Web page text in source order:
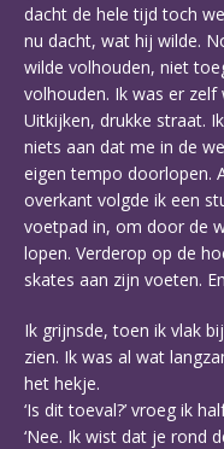
dacht de hele tijd toch
nu dacht, wat hij wilde.
wilde volhouden, niet
volhouden. Ik was er
Uitkijken, drukke straat.
niets aan dat me in de
eigen tempo doorlopen.
overkant volgde ik een
voetpad in, om door de
lopen. Verderop op de
skates aan zijn voeten.
Ik grijnsde, toen ik vlak
zien. Ik was al wat
het hekje.
‘Is dit toeval?’ vroeg ik
‘Nee. Ik wist dat je rond